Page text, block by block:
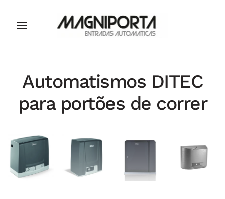
Automatismos DITEC
para portões de correr